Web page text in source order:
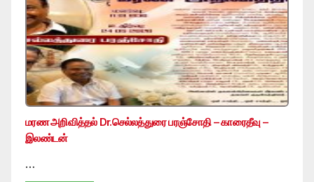
மரண அறிவித்தல் Dr.செல்லத்துரை பரஞ்சோதி – காரைதீவு –
இலண்டன்
…